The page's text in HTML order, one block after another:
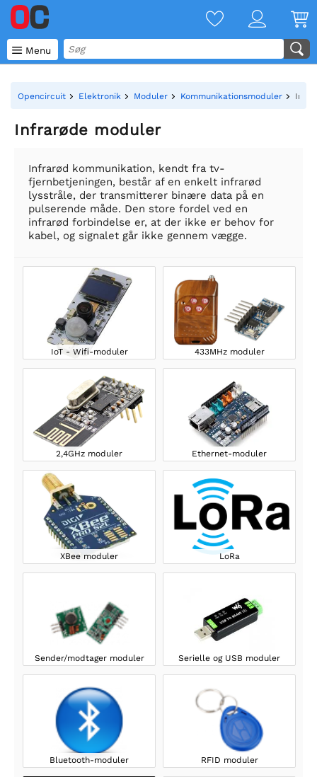
 Menu
Opencircuit Elektronik Moduler Kommunikationsmoduler
Infrarøde moduler
Infrarød kommunikation, kendt fra tv-
fjernbetjeningen, består af en enkelt infrarød
lysstråle, der transmitterer binære data på en
pulserende måde. Den store fordel ved en
infrarød forbindelse er, at der ikke er behov for
kabel, og signalet går ikke gennem vægge.
IoT - Wifi-moduler 433MHz moduler
2,4GHz moduler Ethernet-moduler
XBee moduler LoRa
Sender/modtager moduler Serielle og USB moduler
Bluetooth-moduler RFID moduler